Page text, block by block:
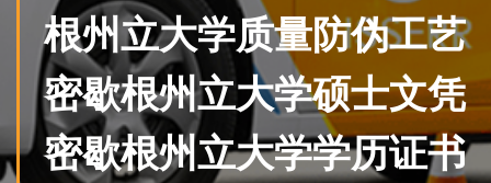
根州立大学质量防伪工艺
密歇根州立大学硕士文凭
密歇根州立大学学历证书